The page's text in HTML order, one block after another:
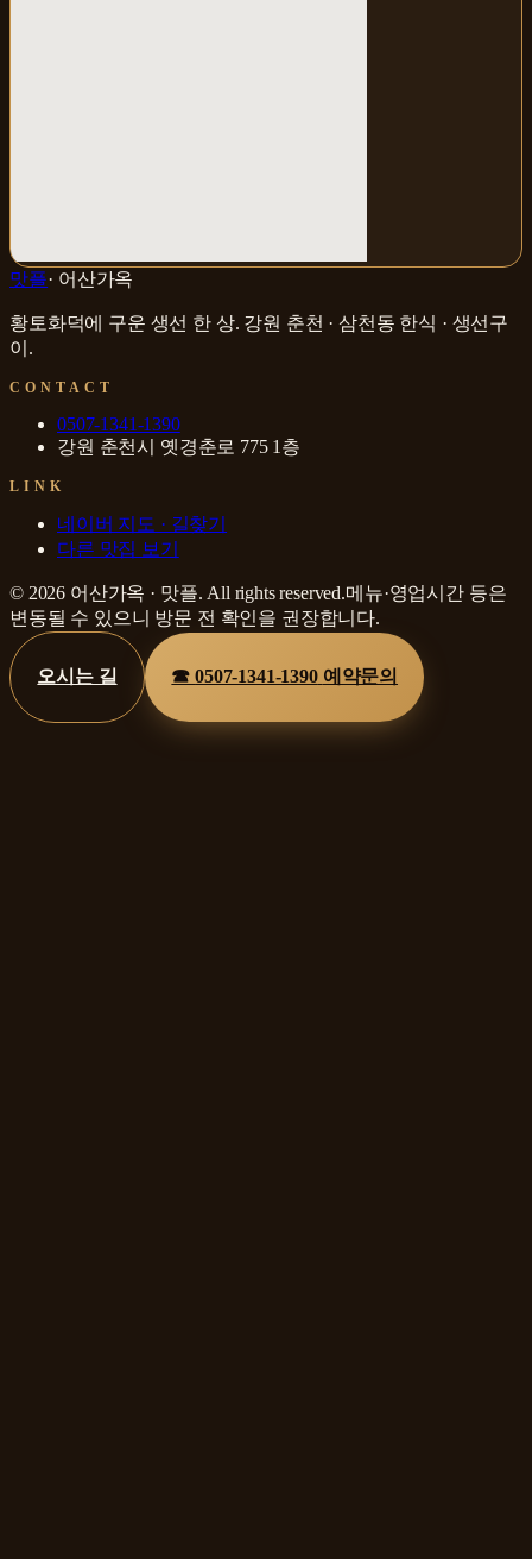
맛플· 어산가옥
황토화덕에 구운 생선 한 상. 강원 춘천 · 삼천동 한식 · 생선구
이 .
CONTACT
0507-1341-1390
강원 춘천시 옛경춘로 775 1층
LINK
네이버 지도 · 길찾기
다른 맛집 보기
© 2026 어산가옥 · 맛플. All rights reserved.메뉴·영업시간 등은
변동될 수 있으니 방문 전 확인을 권장합니다.
오시는 길 ☎0507-1341-1390 예약문의